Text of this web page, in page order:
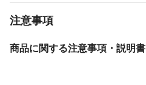
注意事項
商品に関する注意事項・説明書